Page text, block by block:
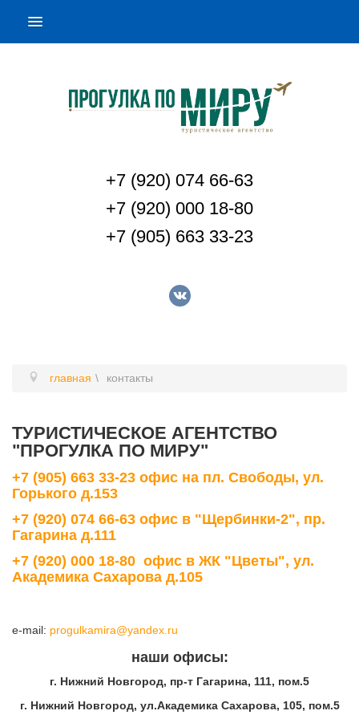
+7 (920) 074 66-63
+7 (920) 000 18-80
+7 (905) 663 33-23
главная контакты
ТУРИСТИЧЕСКОЕ АГЕНТСТВО
"ПРОГУЛКА ПО МИРУ"
+7 (905) 663 33-23 офис на пл. Свободы, ул.
Горького д.153
+7 (920) 074 66-63 офис в "Щербинки-2", пр.
Гагарина д.111
+7 (920) 000 18-80 офис в ЖК "Цветы", ул.
Академика Сахарова д.105
e-mail: progulkamira@yandex.ru
наши офисы:
г. Нижний Новгород, пр-т Гагарина, 111, пом.5
г. Нижний Новгород, ул.Академика Сахарова, 105, пом.5